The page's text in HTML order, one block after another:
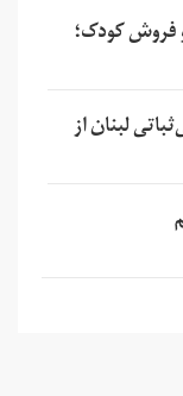
فروش کودک؛
لبنان از